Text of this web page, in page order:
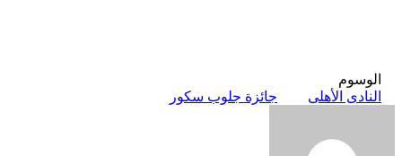
الوسوم
النادى الأهلى
جائزة جلوب سكور